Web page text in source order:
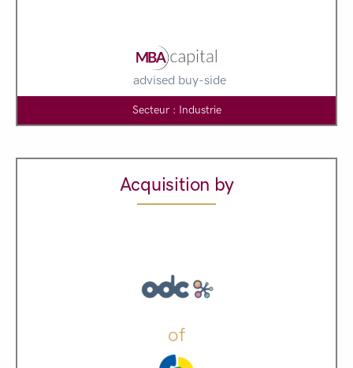
advised buy-side
Secteur : Industrie
Acquisition by
of